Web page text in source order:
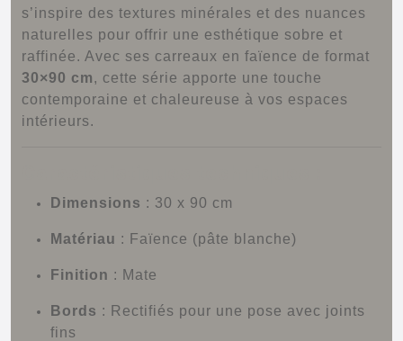
s’inspire des textures minérales et des nuances
naturelles pour offrir une esthétique sobre et
raffinée. Avec ses carreaux en faïence de format
30×90 cm, cette série apporte une touche
contemporaine et chaleureuse à vos espaces
intérieurs.
Dimensions : 30 x 90 cm
Matériau : Faïence (pâte blanche)
Finition : Mate
Bords : Rectifiés pour une pose avec joints
fins